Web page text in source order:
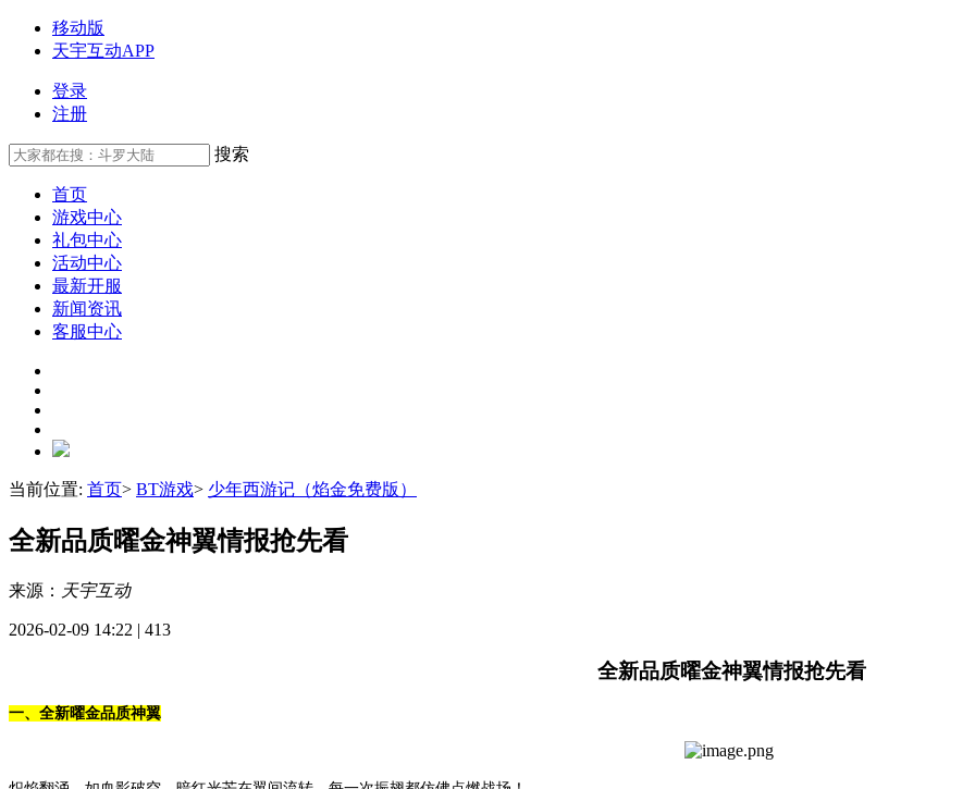
移动版
天宇互动APP
登录
注册
搜索
首页
游戏中心
礼包中心
活动中心
最新开服
新闻资讯
客服中心
当前位置: 首页> BT游戏> 少年西游记（焰金免费版）
全新品质曜金神翼情报抢先看
来源： 天宇互动
2026-02-09 14:22 | 413
全新品质曜金神翼情报抢先看
一、 全新曜金品质神翼